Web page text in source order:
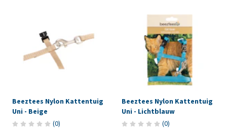
Beeztees Nylon Kattentuig
Uni - Beige
(0)
Beeztees Nylon Kattentuig
Uni - Lichtblauw
(0)